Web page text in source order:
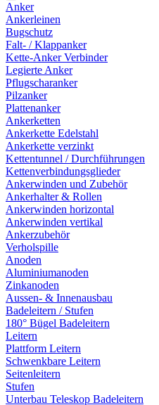
Anker
Ankerleinen
Bugschutz
Falt- / Klappanker
Kette-Anker Verbinder
Legierte Anker
Pflugscharanker
Pilzanker
Plattenanker
Ankerketten
Ankerkette Edelstahl
Ankerkette verzinkt
Kettentunnel / Durchführungen
Kettenverbindungsglieder
Ankerwinden und Zubehör
Ankerhalter & Rollen
Ankerwinden horizontal
Ankerwinden vertikal
Ankerzubehör
Verholspille
Anoden
Aluminiumanoden
Zinkanoden
Aussen- & Innenausbau
Badeleitern / Stufen
180° Bügel Badeleitern
Leitern
Plattform Leitern
Schwenkbare Leitern
Seitenleitern
Stufen
Unterbau Teleskop Badeleitern